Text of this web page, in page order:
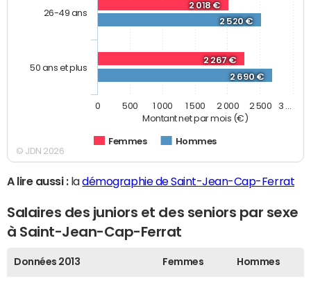
Montant net par mois (€)
2 018 €
2 267 €
2 520 €
2 690 €
Femmes Hommes
26-49 ans
50 ans et plus
0 500 1 000 1 500 2 000 2 500 3 …
© JDN 2026
A lire aussi :ladémographie de Saint-Jean-Cap-Ferrat
Salaires des juniors et des seniors par sexe
à Saint-Jean-Cap-Ferrat
Données 2013 Femmes Hommes